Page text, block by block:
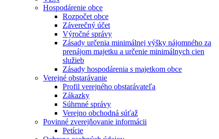
Hospodárenie obce
Rozpočet obce
Záverečný účet
Výročné správy
Zásady určenia minimálnej výšky nájomného za
prenájom majetku a určenie minimálnych cien
služieb
Zásady hospodárenia s majetkom obce
Verejné obstarávanie
Profil verejného obstarávateľa
Zákazky
Súhrnné správy
Verejno obchodná súťaž
Povinné zverejňovanie informácii
Petície